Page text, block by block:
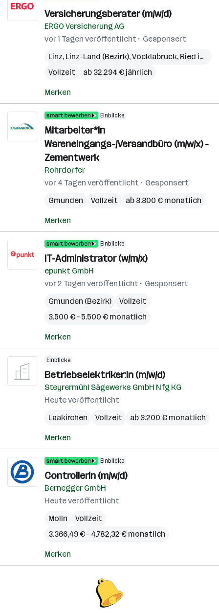
Versicherungsberater (m/w/d)
ERGO Versicherung AG
vor 1 Tagen veröffentlicht
Gesponsert
Linz, Linz-Land (Bezirk),Vöcklabruck, Ried im Innkreis
Vollzeit
ab 32.294 € jährlich
Merken
Einblicke
Mitarbeiter*in
Wareneingangs-/Versandbüro (m/w/x) -
Zementwerk
Rohrdorfer
vor 4 Tagen veröffentlicht
Gesponsert
Gmunden
Vollzeit ab 3.300 € monatlich
Merken
Einblicke
IT-Administrator (w/m/x)
epunkt GmbH
vor 2 Tagen veröffentlicht
Gesponsert
Gmunden (Bezirk)
Vollzeit
3.500 € – 5.500 € monatlich
Merken
Einblicke
Betriebselektriker:in (m/w/d)
Steyrermühl Sägewerks GmbH Nfg KG
Heute veröffentlicht
Laakirchen
Vollzeit ab 3.200 € monatlich
Merken
Einblicke
ControllerIn (m/w/d)
Bernegger GmbH
Heute veröffentlicht
Molln
Vollzeit
3.366,49 € – 4.782,32 € monatlich
Merken